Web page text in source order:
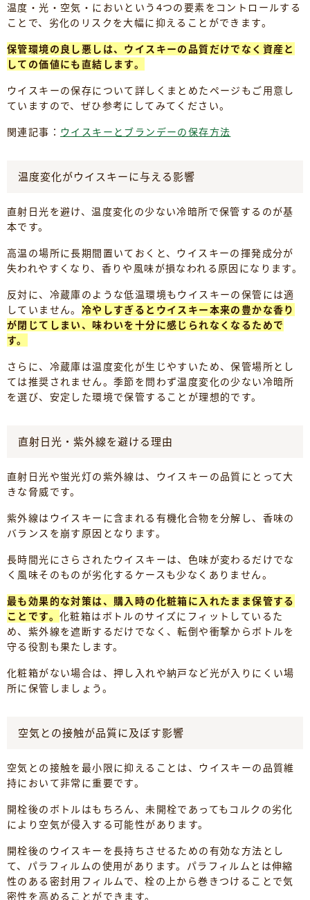
温度・光・空気・においという4つの要素をコントロールする
ことで、劣化のリスクを大幅に抑えることができます。
保管環境の良し悪しは、ウイスキーの品質だけでなく資産と
しての価値にも直結します。
ウイスキーの保存について詳しくまとめたページもご用意し
ていますので、ぜひ参考にしてみてください。
関連記事： ウイスキーとブランデーの保存方法
温度変化がウイスキーに与える影響
直射日光を避け、温度変化の少ない冷暗所で保管するのが基
本です。
高温の場所に長期間置いておくと、ウイスキーの揮発成分が
失われやすくなり、香りや風味が損なわれる原因になります。
反対に、冷蔵庫のような低温環境もウイスキーの保管には適
していません。 冷やしすぎるとウイスキー本来の豊かな香り
が閉じてしまい、味わいを十分に感じられなくなるためで
す。
さらに、冷蔵庫は温度変化が生じやすいため、保管場所とし
ては推奨されません。季節を問わず温度変化の少ない冷暗所
を選び、安定した環境で保管することが理想的です。
直射日光・紫外線を避ける理由
直射日光や蛍光灯の紫外線は、ウイスキーの品質にとって大
きな脅威です。
紫外線はウイスキーに含まれる有機化合物を分解し、香味の
バランスを崩す原因となります。
長時間光にさらされたウイスキーは、色味が変わるだけでな
く風味そのものが劣化するケースも少なくありません。
最も効果的な対策は、購入時の化粧箱に入れたまま保管する
ことです。 化粧箱はボトルのサイズにフィットしているた
め、紫外線を遮断するだけでなく、転倒や衝撃からボトルを
守る役割も果たします。
化粧箱がない場合は、押し入れや納戸など光が入りにくい場
所に保管しましょう。
空気との接触が品質に及ぼす影響
空気との接触を最小限に抑えることは、ウイスキーの品質維
持において非常に重要です。
開栓後のボトルはもちろん、未開栓であってもコルクの劣化
により空気が侵入する可能性があります。
開栓後のウイスキーを長持ちさせるための有効な方法とし
て、パラフィルムの使用があります。パラフィルムとは伸縮
性のある密封用フィルムで、栓の上から巻きつけることで気
密性を高めることができます。